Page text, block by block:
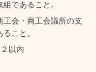
であること。
工会議所の支
こと。
１／２以内